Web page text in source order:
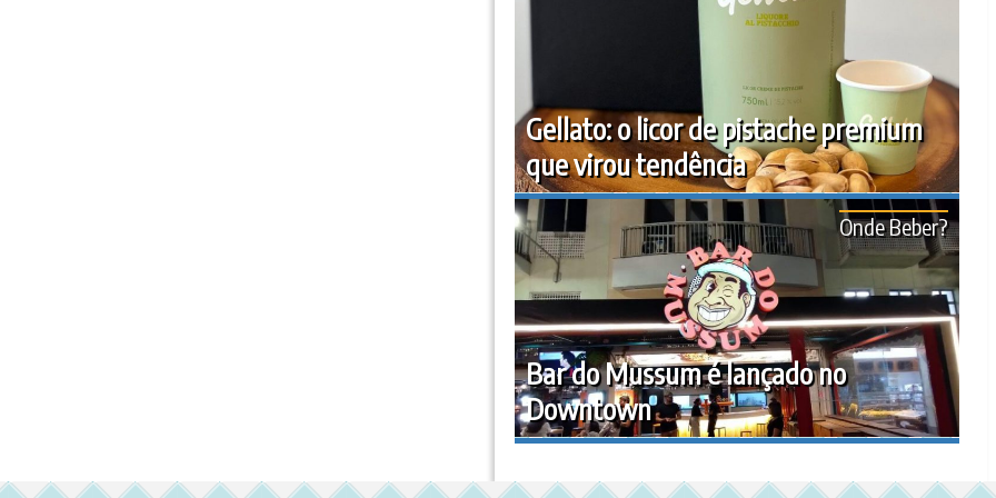
Gellato: o licor de pistache premium
que virou tendência
Bar do Mussum é lançado no
Downtown
Onde Beber?